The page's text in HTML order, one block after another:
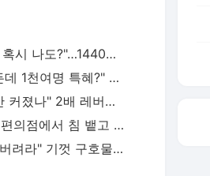
"폭염에 30만원 준다, 혹시 나도?"…1440만명 이미 가입된 '이 보험'
"완주보다 접수가 힘든데 1천여명 특혜?" 러너들 뿔나게 한 천안 이봉주 마라톤
"폭락 매운맛보더니 간 커졌나" 2배 레버리지 막자 3배 짜리로 날아간 개미들
"내 딸보다도 어린데" 편의점에서 침 뱉고 욕설한 10대…경찰은 "미성년이라 처벌 어렵다"
"한국산 찝찝해, 그냥 버려라" 기껏 구호물품 보냈더니…日 누리꾼 '막말'